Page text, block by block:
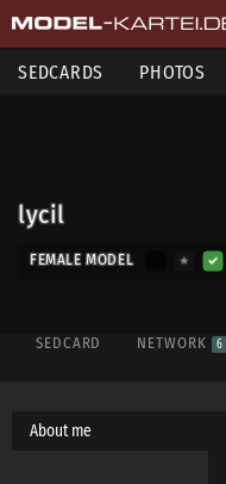
SEDCARDS PHOTOS
lycil
FEMALE MODEL
SEDCARD NETWORK 6
About me